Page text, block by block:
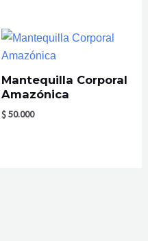
Mantequilla Corporal
Amazónica
$50.000